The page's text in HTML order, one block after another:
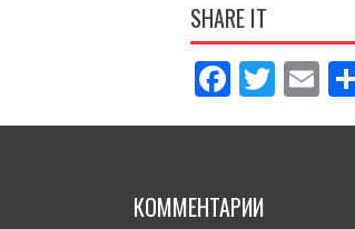
SHARE IT
F
ac
b
T
w
E
m
КОММЕНТАРИИ